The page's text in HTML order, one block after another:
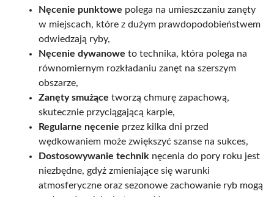
Nęcenie punktowe polega na umieszczaniu zanęty
w miejscach, które z dużym prawdopodobieństwem
odwiedzają ryby,
Nęcenie dywanowe to technika, która polega na
równomiernym rozkładaniu zanęt na szerszym
obszarze,
Zanęty smużące tworzą chmurę zapachową,
skutecznie przyciągającą karpie,
Regularne nęcenie przez kilka dni przed
wędkowaniem może zwiększyć szanse na sukces,
Dostosowywanie technik nęcenia do pory roku jest
niezbędne, gdyż zmieniające się warunki
atmosferyczne oraz sezonowe zachowanie ryb mogą